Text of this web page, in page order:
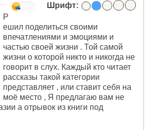
Шрифт:
Р
ешил поделиться своими
впечатлениями и эмоциями и
частью своей жизни . Той самой
жизни о которой никто и никогда не
говорит в слух. Каждый кто читает
рассказы такой категории
представляет , или ставит себя на
моё место , Я предлагаю вам не
а отрывок из книги под